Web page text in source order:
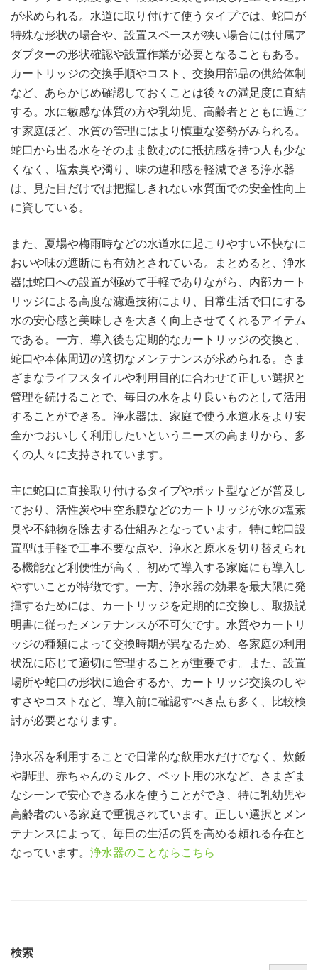
が求められる。水道に取り付けて使うタイプでは、蛇口が
特殊な形状の場合や、設置スペースが狭い場合には付属ア
ダプターの形状確認や設置作業が必要となることもある。
カートリッジの交換手順やコスト、交換用部品の供給体制
など、あらかじめ確認しておくことは後々の満足度に直結
する。水に敏感な体質の方や乳幼児、高齢者とともに過ご
す家庭ほど、水質の管理にはより慎重な姿勢がみられる。
蛇口から出る水をそのまま飲むのに抵抗感を持つ人も少な
くなく、塩素臭や濁り、味の違和感を軽減できる浄水器
は、見た目だけでは把握しきれない水質面での安全性向上
に資している。
また、夏場や梅雨時などの水道水に起こりやすい不快なに
おいや味の遮断にも有効とされている。まとめると、浄水
器は蛇口への設置が極めて手軽でありながら、内部カート
リッジによる高度な濾過技術により、日常生活で口にする
水の安心感と美味しさを大きく向上させてくれるアイテム
である。一方、導入後も定期的なカートリッジの交換と、
蛇口や本体周辺の適切なメンテナンスが求められる。さま
ざまなライフスタイルや利用目的に合わせて正しい選択と
管理を続けることで、毎日の水をより良いものとして活用
することができる。浄水器は、家庭で使う水道水をより安
全かつおいしく利用したいというニーズの高まりから、多
くの人々に支持されています。
主に蛇口に直接取り付けるタイプやポット型などが普及し
ており、活性炭や中空糸膜などのカートリッジが水の塩素
臭や不純物を除去する仕組みとなっています。特に蛇口設
置型は手軽で工事不要な点や、浄水と原水を切り替えられ
る機能など利便性が高く、初めて導入する家庭にも導入し
やすいことが特徴です。一方、浄水器の効果を最大限に発
揮するためには、カートリッジを定期的に交換し、取扱説
明書に従ったメンテナンスが不可欠です。水質やカートリ
ッジの種類によって交換時期が異なるため、各家庭の利用
状況に応じて適切に管理することが重要です。また、設置
場所や蛇口の形状に適合するか、カートリッジ交換のしや
すさやコストなど、導入前に確認すべき点も多く、比較検
討が必要となります。
浄水器を利用することで日常的な飲用水だけでなく、炊飯
や調理、赤ちゃんのミルク、ペット用の水など、さまざま
なシーンで安心できる水を使うことができ、特に乳幼児や
高齢者のいる家庭で重視されています。正しい選択とメン
テナンスによって、毎日の生活の質を高める頼れる存在と
なっています。 浄水器のことならこちら
検索